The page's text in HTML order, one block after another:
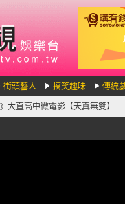
街頭藝人 搞笑趣味 傳統
》 大直高中微電影【天真無雙】